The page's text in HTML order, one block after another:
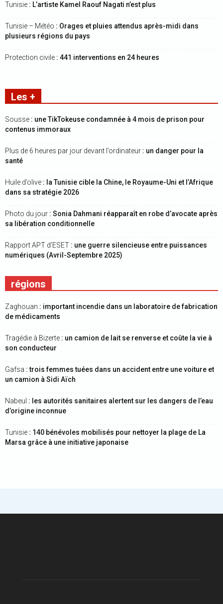
Tunisie : L’artiste Kamel Raouf Nagati n’est plus
Tunisie – Météo : Orages et pluies attendus après-midi dans
plusieurs régions du pays
Protection civile : 441 interventions en 24 heures
Les +
Sousse : une TikTokeuse condamnée à 4 mois de prison pour
contenus immoraux
Plus de 6 heures par jour devant l’ordinateur : un danger pour la
santé
Huile d’olive : la Tunisie cible la Chine, le Royaume-Uni et l’Afrique
dans sa stratégie 2026
Photo du jour : Sonia Dahmani réapparaît en robe d’avocate après
sa libération conditionnelle
Rapport APT d’ESET : une guerre silencieuse entre puissances
numériques (Avril-Septembre 2025)
régions
Zaghouan : important incendie dans un laboratoire de fabrication
de médicaments
Tragédie à Bizerte : un camion de lait se renverse et coûte la vie à
son conducteur
Gafsa : trois femmes tuées dans un accident entre une voiture et
un camion à Sidi Aïch
Nabeul : les autorités sanitaires alertent sur les dangers de l’eau
d’origine inconnue
Tunisie : 140 bénévoles mobilisés pour nettoyer la plage de La
Marsa grâce à une initiative japonaise